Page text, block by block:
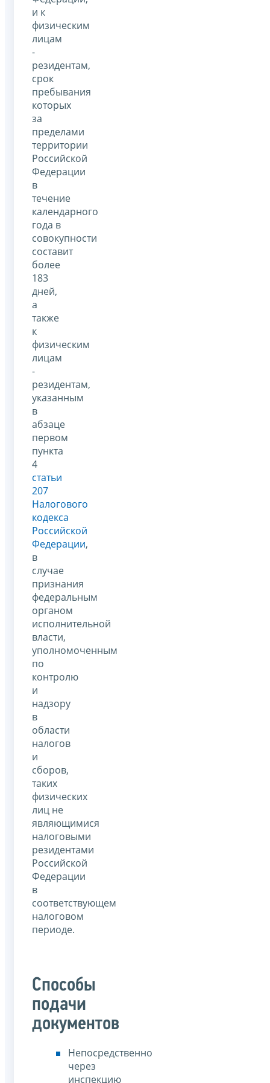
и к
физическим
лицам
-
резидентам,
срок
пребывания
которых
за
пределами
территории
Российской
Федерации
в
течение
календарного
года в
совокупности
составит
более
183
дней,
а
также
к
физическим
лицам
-
резидентам,
указанным
в
абзаце
первом
пункта
4
статьи
207
Налогового
кодекса
Российской
Федерации,
в
случае
признания
федеральным
органом
исполнительной
власти,
уполномоченным
по
контролю
и
надзору
в
области
налогов
и
сборов,
таких
физических
лиц не
являющимися
налоговыми
резидентами
Российской
Федерации
в
соответствующем
налоговом
периоде.
Способы
подачи
документов
Непосредственно
через
инспекцию